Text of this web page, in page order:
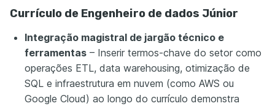
Currículo de Engenheiro de dados Júnior
Integração magistral de jargão técnico e
ferramentas – Inserir termos-chave do setor como
operações ETL, data warehousing, otimização de
SQL e infraestrutura em nuvem (como AWS ou
Google Cloud) ao longo do currículo demonstra